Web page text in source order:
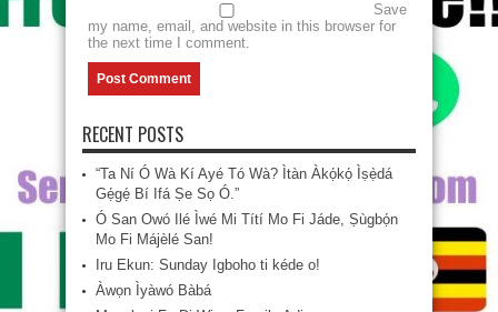
Save
my name, email, and website in this browser for
the next time I comment.
RECENT POSTS
“Ta Ní Ó Wà Kí Ayé Tó Wà? Ìtàn Àkọ́kọ́ Ìṣẹ̀dá
Gẹ́gẹ́ Bí Ifá Ṣe Sọ Ó.”
Ó San Owó Ilé Ìwé Mi Títí Mo Fi Jáde, Ṣùgbọ́n
Mo Fi Májèlé San!
Iru Ekun: Sunday Igboho ti kéde o!
Àwọn Ìyàwó Bàbá